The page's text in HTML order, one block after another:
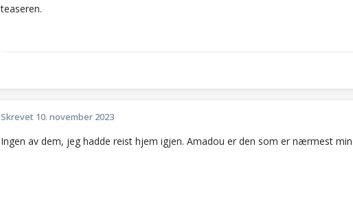
teaseren.
Skrevet 10. november 2023
Ingen av dem, jeg hadde reist hjem igjen. Amadou er den som er nærmest